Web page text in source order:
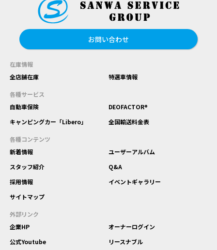
お問い合わせ
在庫情報
全店舗在庫
特選車情報
各種サービス
自動車保険
DEOFACTOR®
キャンピングカー「Libero」
全国輸送料金表
各種コンテンツ
新着情報
ユーザーアルバム
スタッフ紹介
Q&A
採用情報
イベントギャラリー
サイトマップ
外部リンク
企業HP
オーナーログイン
公式Youtube
リースナブル